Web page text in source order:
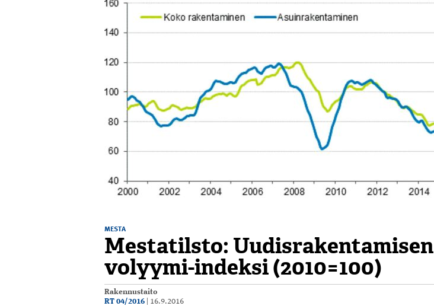
MESTA
Mestatilsto: Uudisrakentamisen
volyymi-indeksi (2010=100)
Rakennustaito
RT 04/2016
16.9.2016